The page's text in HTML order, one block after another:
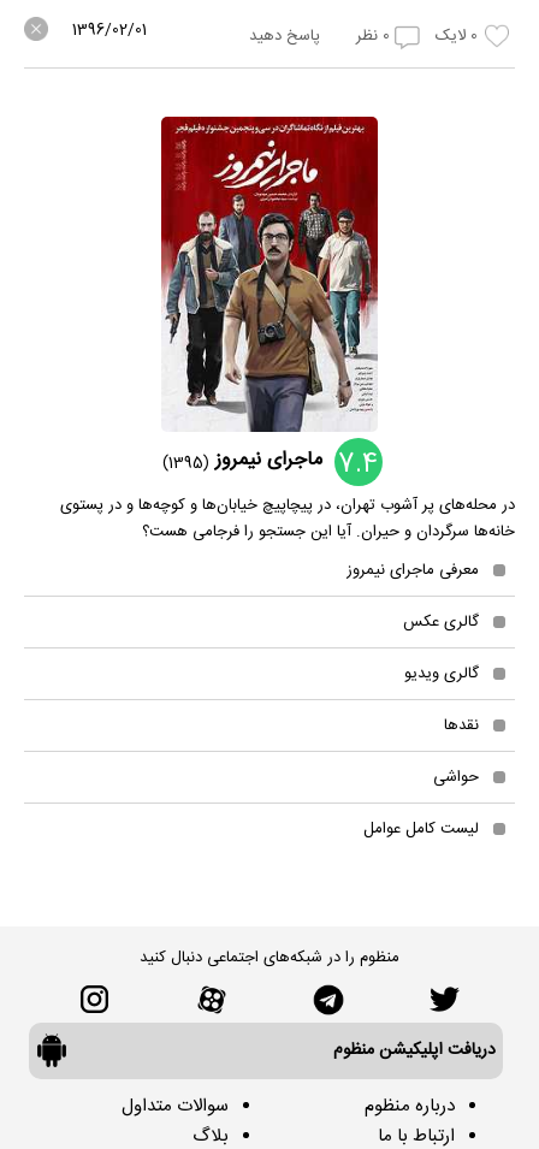
0 لایک 0 نظر پاسخ دهید 1396/02/01
7.4 ماجرای نیمروز (1395)
در محله‌های پر آشوب تهران، در پیچاپیچ خیابان‌ها و کوچه‌ها و در پستوی
خانه‌ها سرگردان و حیران. آیا این جستجو را فرجامی هست؟
معرفی ماجرای نیمروز
گالری عکس
گالری ویدیو
نقدها
حواشی
لیست کامل عوامل
منظوم را در شبکه‌های اجتماعی دنبال کنید
دریافت اپلیکیشن منظوم
درباره منظوم
ارتباط با ما
سوالات متداول
بلاگ